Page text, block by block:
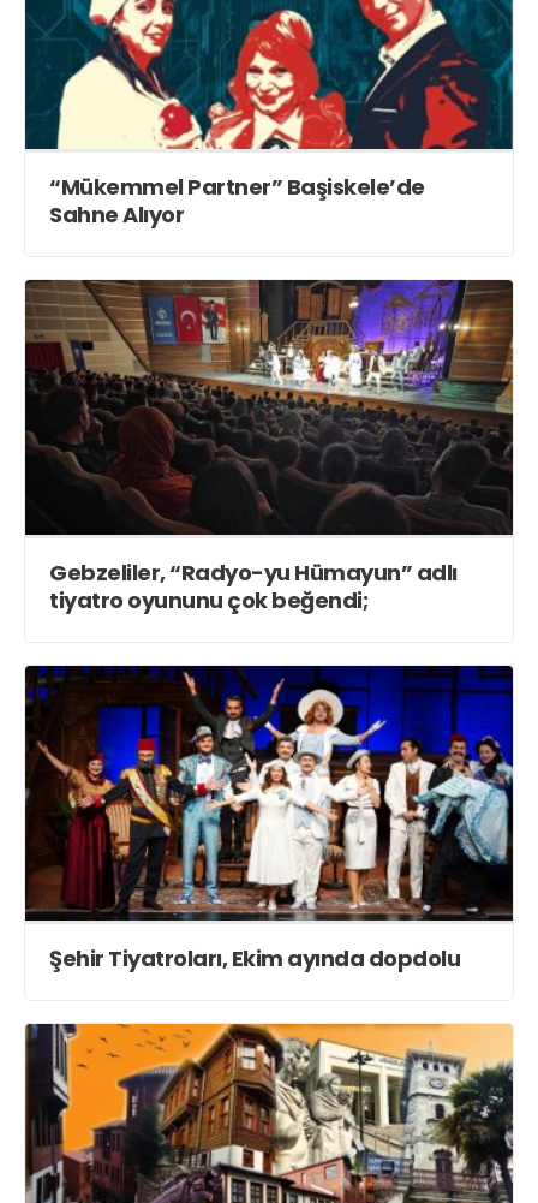
“Mükemmel Partner” Başiskele’de
Sahne Alıyor
Gebzeliler, “Radyo-yu Hümayun” adlı
tiyatro oyununu çok beğendi;
Şehir Tiyatroları, Ekim ayında dopdolu